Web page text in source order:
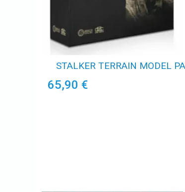
STALKER TERRAIN MODEL
65,90 €